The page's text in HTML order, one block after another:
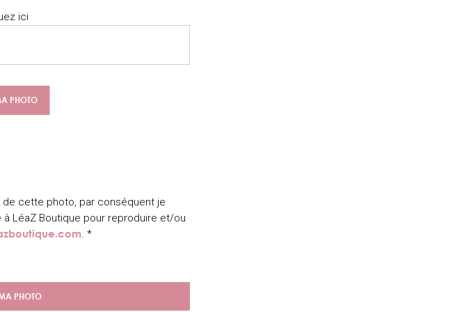
ici
cette photo, par conséquent je
LéaZ Boutique pour reproduire et/ou
. *